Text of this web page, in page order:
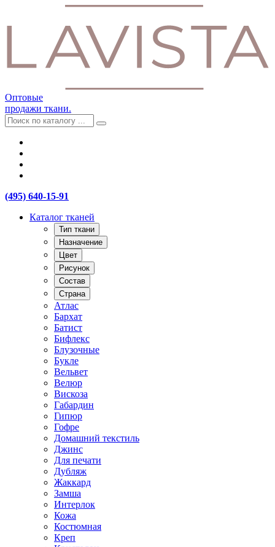
Оптовые
продажи ткани.
(495) 640-15-91
Каталог тканей
Тип ткани
Назначение
Цвет
Рисунок
Состав
Страна
Атлас
Бархат
Батист
Бифлекс
Блузочные
Букле
Вельвет
Велюр
Вискоза
Габардин
Гипюр
Гофре
Домашний текстиль
Джинс
Для печати
Дубляж
Жаккард
Замша
Интерлок
Кожа
Костюмная
Креп